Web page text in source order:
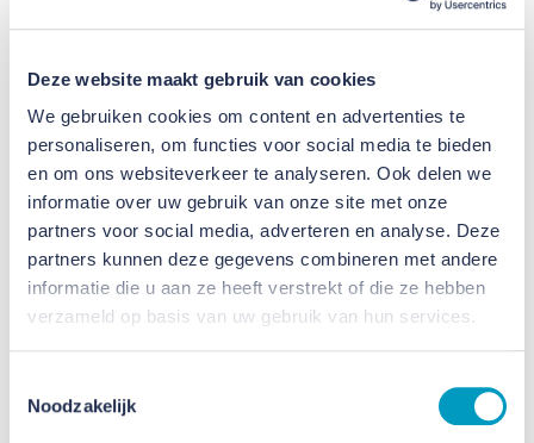
Deze website maakt gebruik van cookies
We gebruiken cookies om content en advertenties te
personaliseren, om functies voor social media te bieden
en om ons websiteverkeer te analyseren. Ook delen we
informatie over uw gebruik van onze site met onze
partners voor social media, adverteren en analyse. Deze
partners kunnen deze gegevens combineren met andere
informatie die u aan ze heeft verstrekt of die ze hebben
verzameld op basis van uw gebruik van hun services.
Noodzakelijk
Samen bouwen is samen vieren:
De buurtbewoners zijn ook betrokken bij het project.
Ruud van den Boom: “Samen bouwen is samen
vieren. Dat doe je niet alleen met partners en de
gemeente, maar belangrijker nog; ook met
omwonenden. Bij bouwwerkzaamheden kan er
namelijk overlast ontstaan. Vanzelfsprekend
proberen we dit zoveel mogelijk te beperken. We zijn
bouwen aan deze fijne wijk. Om die reden hebben
hebben onze collega’s van Woonkwartier samen